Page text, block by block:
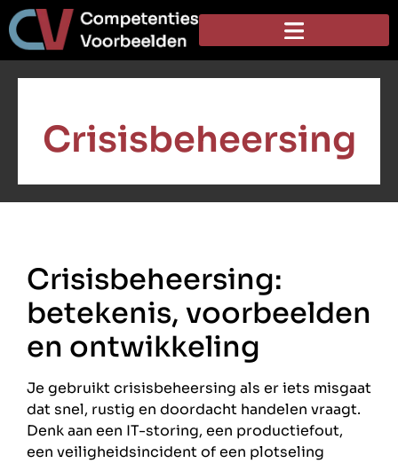
Crisisbeheersing
Crisisbeheersing:
betekenis, voorbeelden
en ontwikkeling
Je gebruikt crisisbeheersing als er iets misgaat
dat snel, rustig en doordacht handelen vraagt.
Denk aan een IT-storing, een productiefout,
een veiligheidsincident of een plotseling